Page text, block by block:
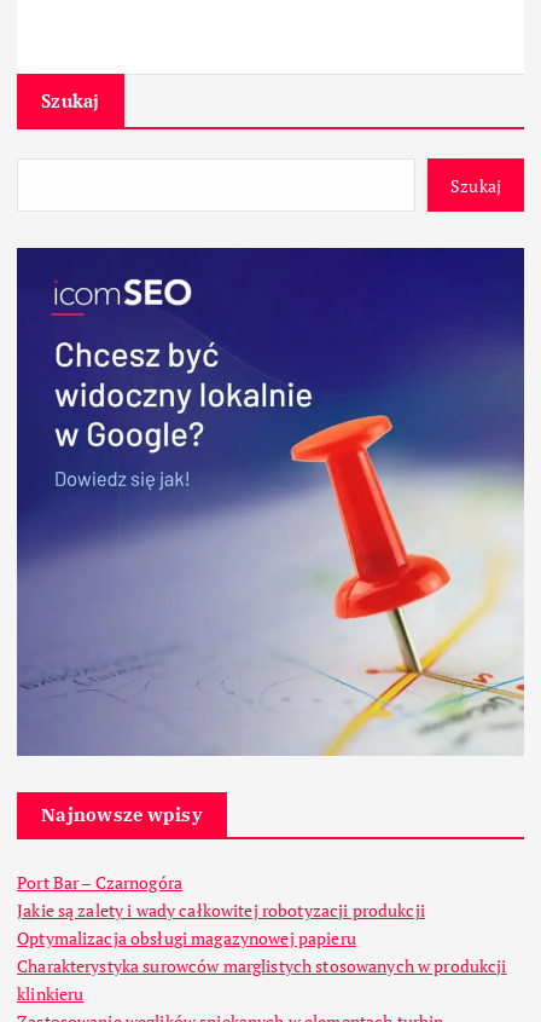
Szukaj
Szukaj
Najnowsze wpisy
Port Bar – Czarnogóra
Jakie są zalety i wady całkowitej robotyzacji produkcji
Optymalizacja obsługi magazynowej papieru
Charakterystyka surowców marglistych stosowanych w produkcji
klinkieru